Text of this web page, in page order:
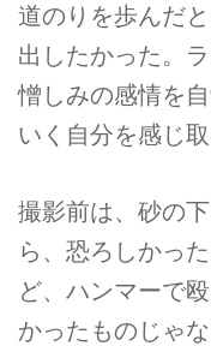
道のりを歩んだ
出したかった。
憎しみの感情を
いく自分を感じ
撮影前は、砂の
ら、恐ろしかっ
ど、ハンマーで
かったものじゃ